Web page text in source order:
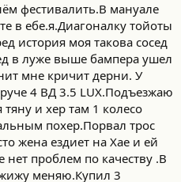
фестивалить.В мануале
в ебе.я.Диагоналку тойоты
история моя такова сосед
в луже выше бампера ушел
мне кричит дерни. У
4 ВД 3.5 LUX.Подъезжаю
и хер там 1 колесо
похер.Порвал трос
жена ездиет на Хае и ей
проблем по качеству .В
жижу меняю.Купил 3